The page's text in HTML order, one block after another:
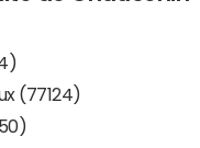
(77124)